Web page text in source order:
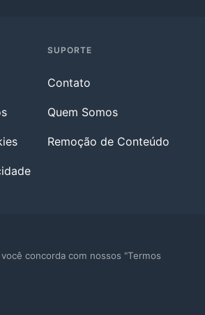
SUPORTE
Contato
Quem Somos
Remoção de Conteúdo
concorda com nossos "Termos